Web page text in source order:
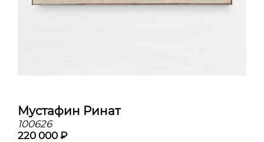
Мустафин Ринат
100626
220 000 ₽